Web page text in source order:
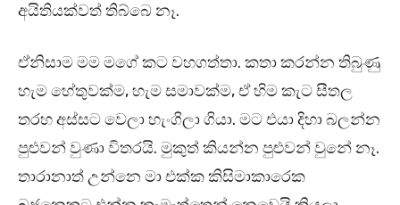
අයිතියක්වත් තිබ්බෙ නෑ.
ඒනිසාම මම මගේ කට වහගත්තා. කතා කරන්න තිබුණු
හැම හේතුවක්ම, හැම සමාවක්ම, ඒ හිම කැට සීතල
තරහ අස්සට වෙලා හැංගිලා ගියා. මට එයා දිහා බලන්න
පුළුවන් වුණා විතරයි. මුකුත් කියන්න පුළුවන් වුනේ නෑ.
තාරානාත් උන්නෙ මා එක්ක කිසිමාකාරෙක